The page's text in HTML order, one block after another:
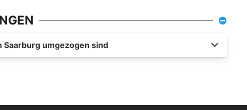
Saarburg umgezogen sind